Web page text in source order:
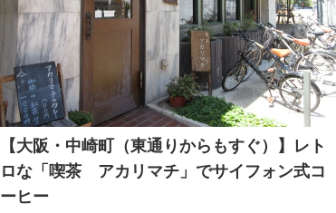
【大阪・中崎町（東通りからもすぐ）】レト
ロな「喫茶 アカリマチ」でサイフォン式コ
ーヒー